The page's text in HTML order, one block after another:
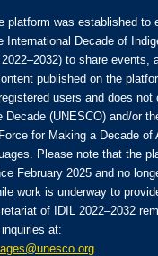
FR
ES
RU
platform was established to
International Decade of
to share events,
published on the
users and does not
Decade (UNESCO) and/or
for Making a Decade of
Please note that the
February 2025 and no
work is underway to
of IDIL 2022–2032
at:
.